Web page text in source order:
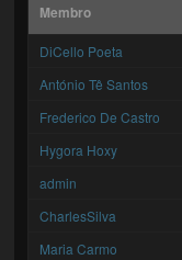
Membro
DiCello Poeta
António Tê Santos
Frederico De Castro
Hygora Hoxy
admin
CharlesSilva
Maria Carmo